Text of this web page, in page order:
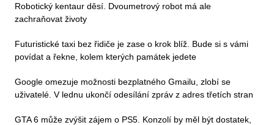
Robotický kentaur děsí. Dvoumetrový robot má ale
zachraňovat životy
Futuristické taxi bez řidiče je zase o krok blíž. Bude si s vámi
povídat a řekne, kolem kterých památek jedete
Google omezuje možnosti bezplatného Gmailu, zlobí se
uživatelé. V lednu ukončí odesílání zpráv z adres třetích stran
GTA 6 může zvýšit zájem o PS5. Konzolí by měl být dostatek,